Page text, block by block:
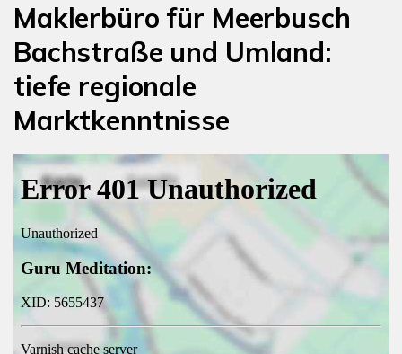
Maklerbüro für Meerbusch
Bachstraße und Umland:
tiefe regionale
Marktkenntnisse